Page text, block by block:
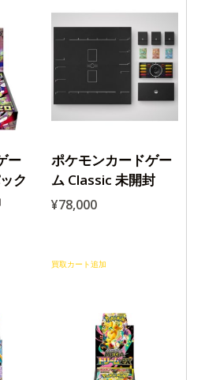
ー
ク
ポケモンカードゲー
ム Classic 未開封
¥78,000
買取カート追加